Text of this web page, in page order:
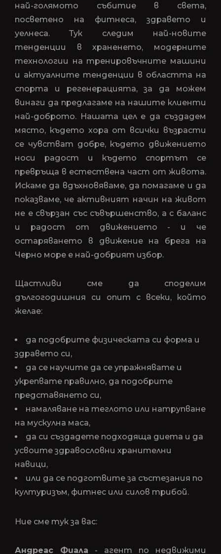
най-голямото събитие в света,
посветено на фитнеса, здравето и
уелнеса. Тук следим най-новите
тенденции в храненето, модерните
технологии на тренировъчните машини
и актуалните тенденции в областта на
спорта и регенерацията, за да можем
винаги да предлагаме на нашите клиенти
най-доброто. Нашата цел е да създадем
място, където хора от всички възрасти
се чувстват добре, където движението
носи радост и където спортът се
превръща в естествена част от живота.
Искаме да вдъхновяваме, да помагаме и да
показваме, че активният начин на живот
не е свързан със съвършенство, а с баланс
и радост от движението - и че
остаряването в движение на брега на
Черно море е най-добрият избор.
Щастливи сме да споделим
дългогодишния си опит с всеки, който
желае:
да подобрите физическата си форма и
здравето си,
да се научите да се упражнявате и
укрепвате правилно, да подобрите
представянето си,
намаляване на теглото или натрупване
на мускулна маса,
да си създадете подходяща диета и да
усвоите здравословни хранителни
навици,
или да се подготвите за състезания по
културизъм, фитнес или силов трибой.
Ние сме тук за вас:
Андреас Фиала - агент по недвижими